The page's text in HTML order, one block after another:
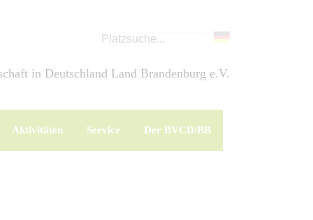
in Deutschland Land Brandenburg e.V.
Aktivitäten Service Der BVCD/BB